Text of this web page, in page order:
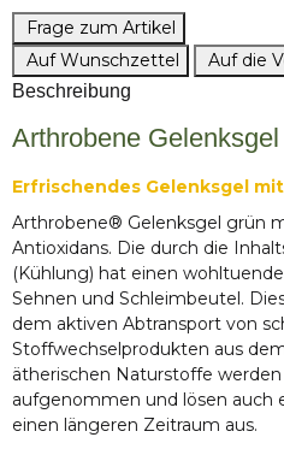
Frage zum Artikel
Auf Wunschzettel
Auf die
Beschreibung
Arthrobene
Erfrischendes Gelenksgel mit
Arthrobene® Gelenksgel grün
Antioxidans. Die durch die
(Kühlung) hat einen
Sehnen und Schleimbeutel.
dem aktiven Abtransport von
Stoffwechselprodukten aus
ätherischen Naturstoffe
aufgenommen und lösen auch
einen längeren Zeitraum aus.